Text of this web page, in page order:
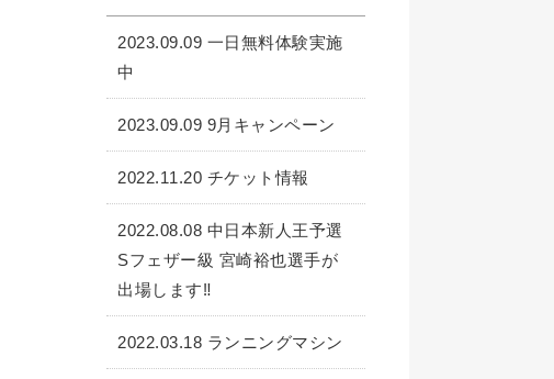
2023.09.09 一日無料体験実施
中
2023.09.09 9月キャンペーン
2022.11.20 チケット情報
2022.08.08 中日本新人王予選
Sフェザー級 宮崎裕也選手が
出場します‼️
2022.03.18 ランニングマシン